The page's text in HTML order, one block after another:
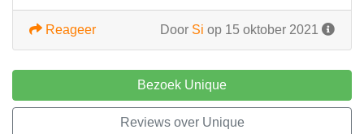
Door Si op 15 oktober 2021
Reageer
Bezoek Unique
Reviews over Unique